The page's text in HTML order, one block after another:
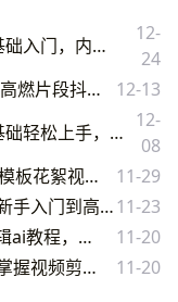
【短视频直播8天线下系统课，零基础入门，内容涵盖全面，账号运营，拍摄剪辑，直播电商】
12-
24
【4k高清60帧影视剧电影人物混剪高燃片段抖音快手剪辑短视频素材库】
12-13
【自然光电商平铺手机摄影课，0基础轻松上手，拍摄修图剪辑一站式实操教学，用手机也能拍出高级感】
12-
08
【70套时尚中式剪映婚礼婚庆快剪模板花絮视频草稿文件】
11-29
【精】剪映电脑版思维案例课，从新手入门到高阶实操，轻松产出高质量作品11-23
【AI零基础实操系统课，短视频剪辑ai教程，真实操，上手快】
11-20
【剪映高级课程，从入门到精通，掌握视频剪辑核心技能】
11-20